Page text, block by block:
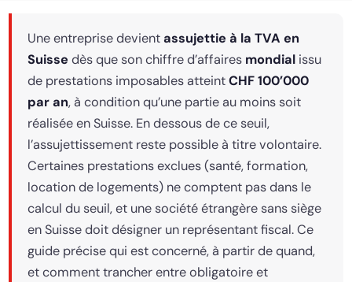
Une entreprise devientassujettie à la TVA en
Suisse dès que son chiffre d’affaires mondial issu
de prestations imposables atteintCHF 100’000
par an, à condition qu’une partie au moins soit
réalisée en Suisse. En dessous de ce seuil,
l’assujettissement reste possible à titre volontaire.
Certaines prestations exclues (santé, formation,
location de logements) ne comptent pas dans le
calcul du seuil, et une société étrangère sans siège
en Suisse doit désigner un représentant fiscal. Ce
guide précise qui est concerné, à partir de quand,
et comment trancher entre obligatoire et